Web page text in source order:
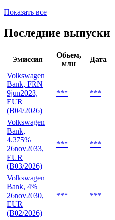
Показать все
Последние выпуски
Эмиссия
Объем,
млн
Дата
Volkswagen
Bank, FRN
9jun2028,
EUR
(B04/2026)
*** ***
Volkswagen
Bank,
4.375%
26nov2033,
EUR
(B03/2026)
*** ***
Volkswagen
Bank, 4%
26nov2030,
EUR
(B02/2026)
*** ***